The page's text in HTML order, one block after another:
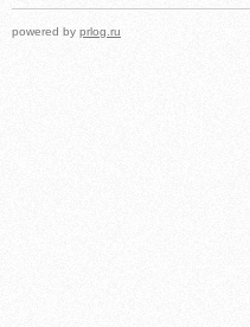
powered by prlog.ru